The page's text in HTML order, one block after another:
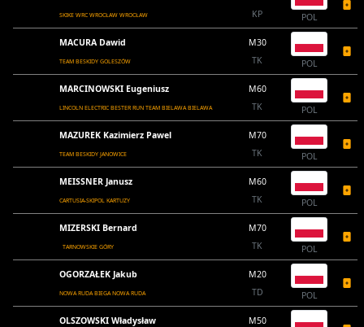
SKIKE WRC WROCŁAW WROCŁAW
KP
POL
MACURA Dawid
TEAM BESKIDY GOLESZÓW
M30
TK
POL
MARCINOWSKI Eugeniusz
LINCOLN ELECTRIC BESTER RUN TEAM BIELAWA BIELAWA
M60
TK
POL
MAZUREK Kazimierz Pawel
TEAM BESKIDY JANOWICE
M70
TK
POL
MEISSNER Janusz
CARTUSIA-SKIPOL KARTUZY
M60
TK
POL
MIZERSKI Bernard
TARNOWSKIE GÓRY
M70
TK
POL
OGORZAŁEK Jakub
NOWA RUDA BIEGA NOWA RUDA
M20
TD
POL
OLSZOWSKI Władysław
M50